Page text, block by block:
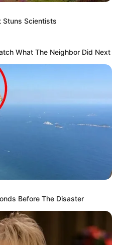
Stuns Scientists
What The Neighbor Did Next
Before The Disaster